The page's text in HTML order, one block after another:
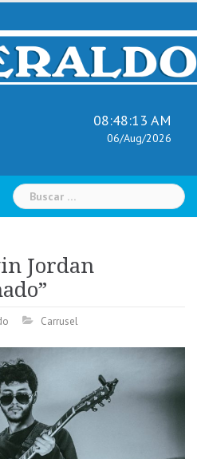
08:48:14 AM
06/Aug/2026
Buscar:
Jordan
Carrusel